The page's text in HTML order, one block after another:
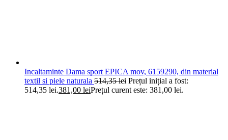
Incaltaminte Dama sport EPICA mov, 6159290, din material
textil si piele naturala 514,35lei Prețul inițial a fost:
514,35 lei.381,00 leiPrețul curent este: 381,00 lei.